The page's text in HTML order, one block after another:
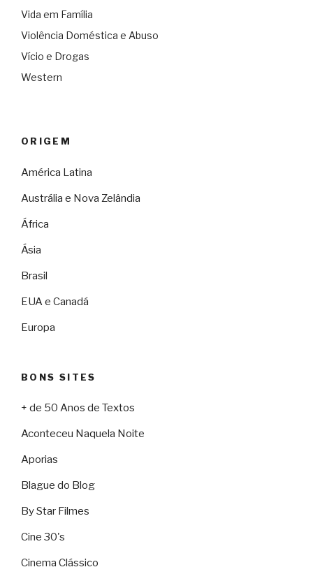
Vida em Família
Violência Doméstica e Abuso
Vício e Drogas
Western
ORIGEM
América Latina
Austrália e Nova Zelândia
África
Ásia
Brasil
EUA e Canadá
Europa
BONS SITES
+ de 50 Anos de Textos
Aconteceu Naquela Noite
Aporias
Blague do Blog
By Star Filmes
Cine 30's
Cinema Clássico